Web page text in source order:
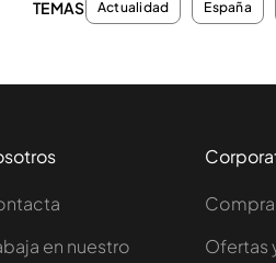
TEMAS Actualidad España
en nuestro
Ofertas